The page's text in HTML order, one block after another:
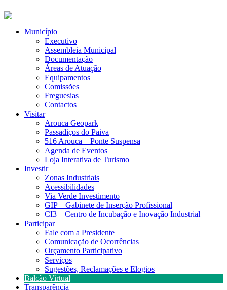
Município
Executivo
Assembleia Municipal
Documentação
Áreas de Atuação
Equipamentos
Comissões
Freguesias
Contactos
Visitar
Arouca Geopark
Passadiços do Paiva
516 Arouca – Ponte Suspensa
Agenda de Eventos
Loja Interativa de Turismo
Investir
Zonas Industriais
Acessibilidades
Via Verde Investimento
GIP – Gabinete de Inserção Profissional
CI3 – Centro de Incubação e Inovação Industrial
Participar
Fale com a Presidente
Comunicação de Ocorrências
Orçamento Participativo
Serviços
Sugestões, Reclamações e Elogios
Balcão Virtual
Transparência